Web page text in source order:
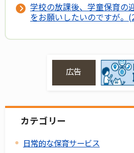
学校の放課後、学童保育の
をお願いしたいのですが。
広告
カテゴリー
日常的な保育サービス